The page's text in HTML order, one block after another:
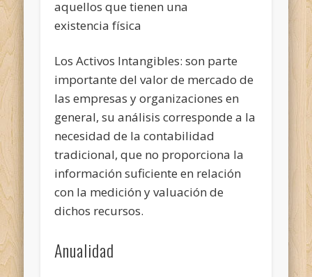
aquellos que tienen una
existencia física
Los Activos Intangibles: son parte
importante del valor de mercado de
las empresas y organizaciones en
general, su análisis corresponde a la
necesidad de la contabilidad
tradicional, que no proporciona la
información suficiente en relación
con la medición y valuación de
dichos recursos.
Anualidad